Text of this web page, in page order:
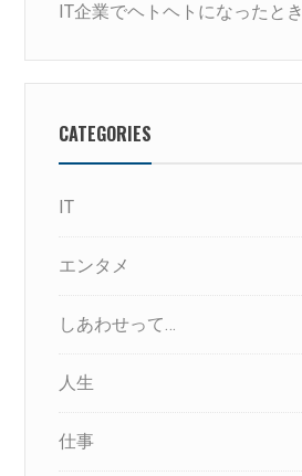
IT企業でヘトヘトになったとき
CATEGORIES
IT
エンタメ
しあわせって…
人生
仕事